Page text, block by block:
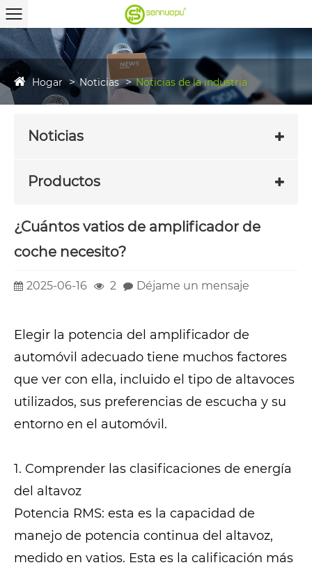
Hogar Noticias Noticias de la industria
Noticias
Productos
¿Cuántos vatios de amplificador de
coche necesito?
2025-06-16 2 Déjame un mensaje
Elegir la potencia del amplificador de
automóvil adecuado tiene muchos factores
que ver con ella, incluido el tipo de altavoces
utilizados, sus preferencias de escucha y su
entorno en el automóvil.
1. Comprender las clasificaciones de energía
del altavoz
Potencia RMS: esta es la capacidad de
manejo de potencia continua del altavoz,
medido en vatios. Esta es la calificación más